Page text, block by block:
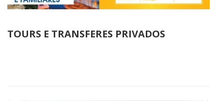
TOURS E TRANSFERES PRIVADOS